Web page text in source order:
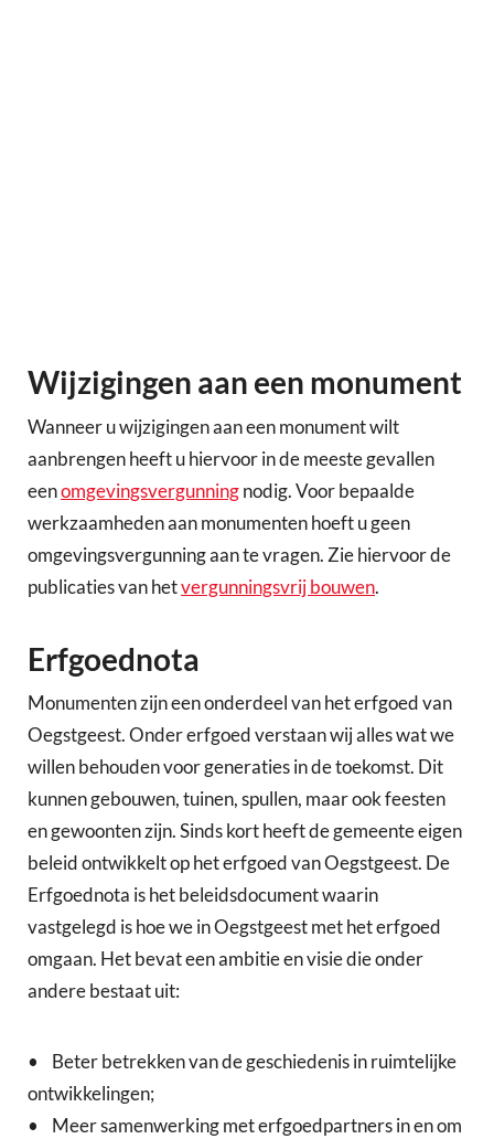
Wijzigingen aan een monument
Wanneer u wijzigingen aan een monument wilt
aanbrengen heeft u hiervoor in de meeste gevallen
eenomgevingsvergunningnodig. Voor bepaalde
werkzaamheden aan monumenten hoeft u geen
omgevingsvergunning aan te vragen. Zie hiervoor de
publicaties van hetvergunningsvrij bouwen.
Erfgoednota
Monumenten zijn een onderdeel van het erfgoed van
Oegstgeest. Onder erfgoed verstaan wij alles wat we
willen behouden voor generaties in de toekomst. Dit
kunnen gebouwen, tuinen, spullen, maar ook feesten
en gewoonten zijn. Sinds kort heeft de gemeente eigen
beleid ontwikkelt op het erfgoed van Oegstgeest. De
Erfgoednota is het beleidsdocument waarin
vastgelegd is hoe we in Oegstgeest met het erfgoed
omgaan. Het bevat een ambitie en visie die onder
andere bestaat uit:
• Beter betrekken van de geschiedenis in ruimtelijke
ontwikkelingen;
• Meer samenwerking met erfgoedpartners in en om